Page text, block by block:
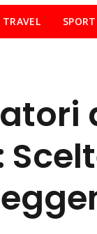
TRAVEL